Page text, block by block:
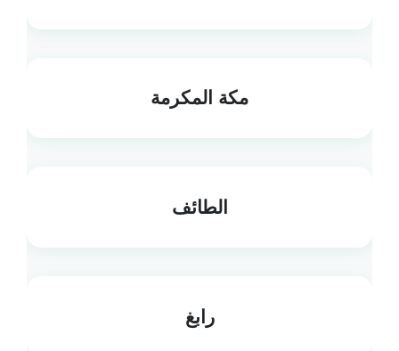
مكة المكرمة
الطائف
رابغ